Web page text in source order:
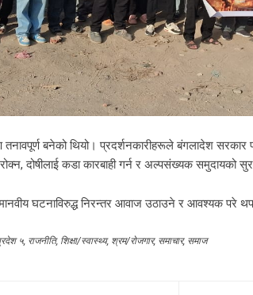
तनावपूर्ण बनेको थियो। प्रदर्शनकारीहरूले बंगलादेश
दोषीलाई कडा कारबाही गर्न र अल्पसंख्यक समुदायको
घटनाविरुद्ध निरन्तर आवाज उठाउने र आवश्यक परे
५, राजनीति, शिक्षा/स्वास्थ्य, श्रम/रोजगार, समाचार, समाज